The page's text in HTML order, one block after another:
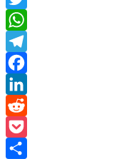
Twitter
WhatsApp
Telegram
Facebook
LinkedIn
Reddit
Pocket